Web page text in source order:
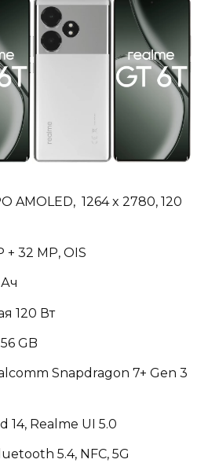
AMOLED, 1264 x 2780, 120
+ 32 MP, OIS
120 Вт
GB
Snapdragon 7+ Gen 3
14, Realme UI 5.0
5.4, NFC, 5G